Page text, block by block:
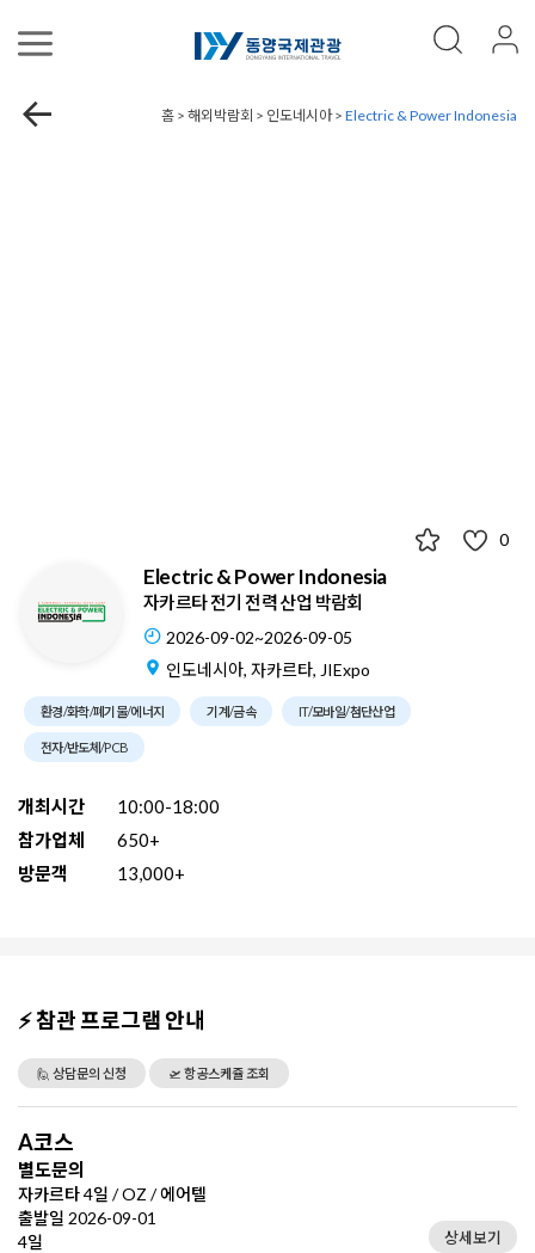
홈 > 해외박람회 > 인도네시아 > Electric & Power Indonesia
0
Electric & Power Indonesia
자카르타 전기 전력 산업 박람회
2026-09-02~2026-09-05
인도네시아, 자카르타, JIExpo
환경/화학/폐기물/에너지 기계/금속 IT/모바일/첨단산업
전자/반도체/PCB
개최시간
10:00-18:00
참가업체
650+
방문객
13,000+
⚡ 참관 프로그램 안내
🙋 상담문의 신청 🛫 항공스케쥴 조회
A코스
별도문의
자카르타 4일 / OZ / 에어텔
출발일 2026-09-01
4일
상세보기